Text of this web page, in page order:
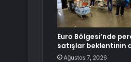
Euro Bölgesi’nde
satışlar beklentinin
Ağustos 7, 2026